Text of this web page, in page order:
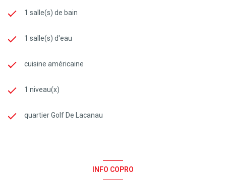
1 salle(s) de bain
1 salle(s) d'eau
cuisine américaine
1 niveau(x)
quartier Golf De Lacanau
INFO COPRO